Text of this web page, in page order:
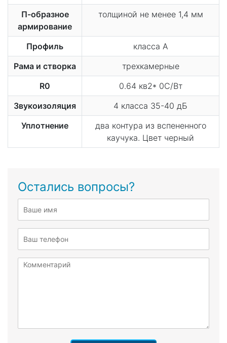
П-образное
армирование
толщиной не менее 1,4 мм
Профиль
класса А
Рама и створка
трехкамерные
R0
0.64 кв2* 0С/Вт
Звукоизоляция
4 класса 35-40 дБ
Уплотнение
два контура из вспененного
каучука. Цвет черный
Остались вопросы?